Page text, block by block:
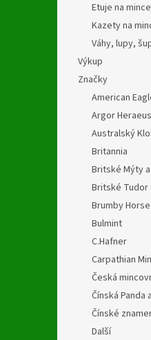
Etuje na
Kazety na
Váhy, lupy,
Výkup
Značky
American
Argor Heraeus
Australský
Britannia
Britské Mýty
Britské Tudor
Brumby Horse
Bulmint
C.Hafner
Carpathian
Česká
Čínská Panda
Čínské
Další